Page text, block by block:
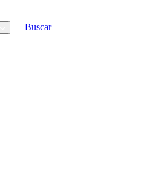
Buscar